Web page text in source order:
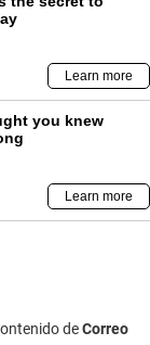
deCorreo